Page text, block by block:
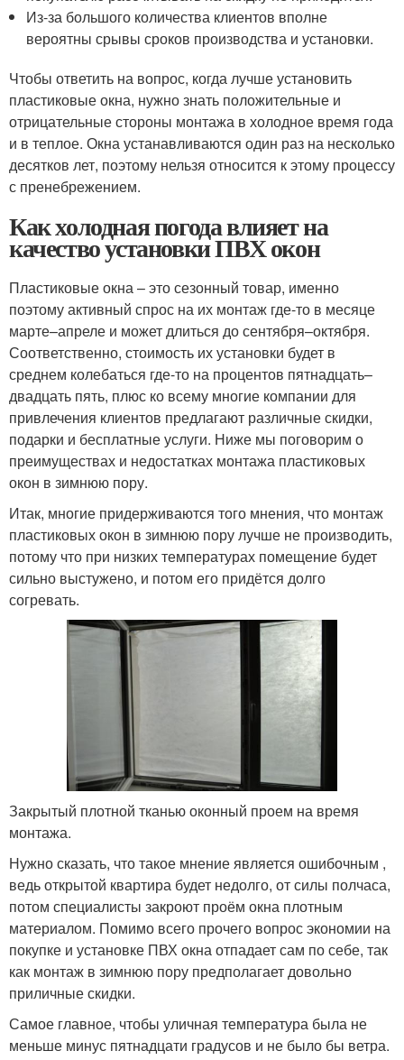
Из-за большого количества клиентов вполне
вероятны срывы сроков производства и установки.
Чтобы ответить на вопрос, когда лучше установить
пластиковые окна, нужно знать положительные и
отрицательные стороны монтажа в холодное время года
и в теплое. Окна устанавливаются один раз на несколько
десятков лет, поэтому нельзя относится к этому процессу
с пренебрежением.
Как холодная погода влияет на
качество установки ПВХ окон
Пластиковые окна – это сезонный товар, именно
поэтому активный спрос на их монтаж где-то в месяце
марте–апреле и может длиться до сентября–октября.
Соответственно, стоимость их установки будет в
среднем колебаться где-то на процентов пятнадцать–
двадцать пять, плюс ко всему многие компании для
привлечения клиентов предлагают различные скидки,
подарки и бесплатные услуги. Ниже мы поговорим о
преимуществах и недостатках монтажа пластиковых
окон в зимнюю пору.
Итак, многие придерживаются того мнения, что монтаж
пластиковых окон в зимнюю пору лучше не производить,
потому что при низких температурах помещение будет
сильно выстужено, и потом его придётся долго
согревать.
Закрытый плотной тканью оконный проем на время
монтажа.
Нужно сказать, что такое мнение является ошибочным ,
ведь открытой квартира будет недолго, от силы полчаса,
потом специалисты закроют проём окна плотным
материалом. Помимо всего прочего вопрос экономии на
покупке и установке ПВХ окна отпадает сам по себе, так
как монтаж в зимнюю пору предполагает довольно
приличные скидки.
Самое главное, чтобы уличная температура была не
меньше минус пятнадцати градусов и не было бы ветра.